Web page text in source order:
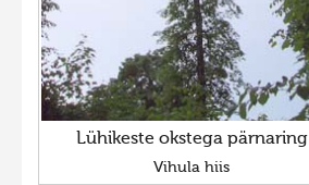
Lühikeste okstega pärnaring
Vihula hiis